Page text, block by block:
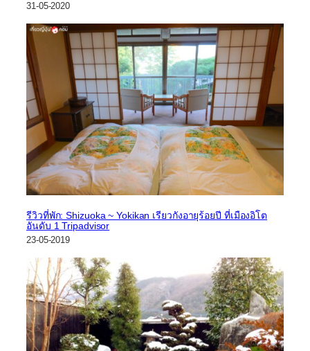
31-05-2020
รีวิวที่พัก: Shizuoka ~ Yokikan เรียวกังอายุร้อยปี ที่เมืองอิโต
อันดับ 1 Tripadvisor
23-05-2019